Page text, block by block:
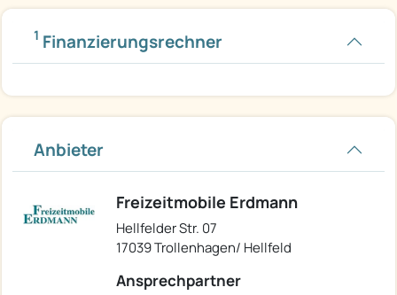
1 Finanzierungsrechner
Anbieter
Freizeitmobile Erdmann
Hellfelder Str. 07
17039 Trollenhagen/ Hellfeld
Ansprechpartner